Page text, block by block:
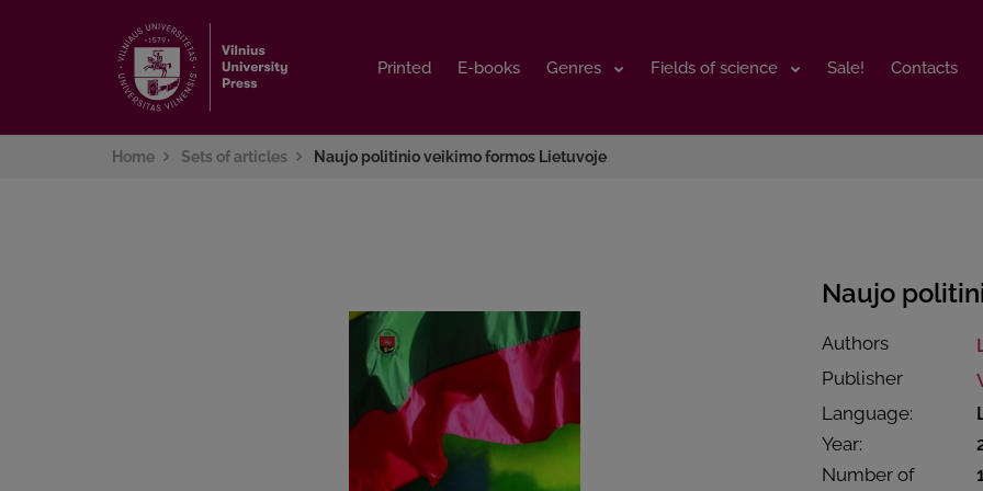
Printed E-books Genres Fields of science Sale! Contacts
Printed E-books Genres Fields of science Sale! Contacts
Home Sets of articles Naujo politinio veikimo formos Lietuvoje
Naujo
Authors
Publisher
Language:
Year:
Number of